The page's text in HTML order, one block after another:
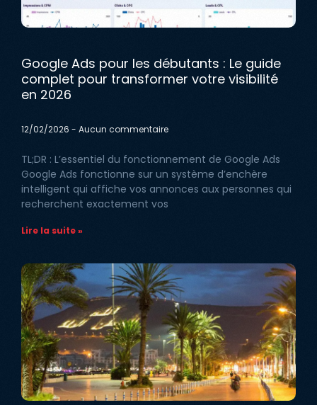
Google Ads pour les débutants : Le guide
complet pour transformer votre visibilité
en 2026
12/02/2026 Aucun commentaire
TL;DR : L’essentiel du fonctionnement de Google Ads
Google Ads fonctionne sur un système d’enchère
intelligent qui affiche vos annonces aux personnes qui
recherchent exactement vos
Lire la suite »